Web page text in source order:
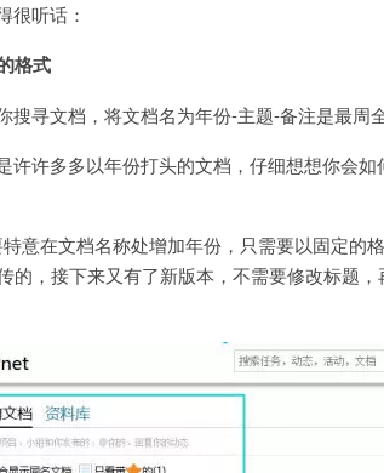
很听话：
格式
寻文档，将文档名为年份-主题-备注是最周全
许许多多以年份打头的文档，仔细想想你会
意在文档名称处增加年份，只需要以固定的
的，接下来又有了新版本，不需要修改标题